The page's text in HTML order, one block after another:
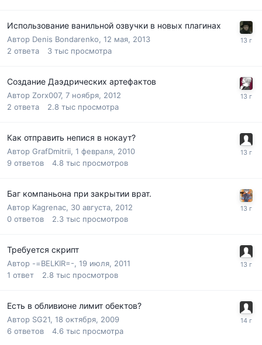
Использование ванильной озвучки в новых плагинах
Автор Denis Bondarenko, 12 мая, 2013
2 ответа 3 тыс просмотра
Создание Даэдрических артефактов
Автор Zorx007, 7 ноября, 2012
2 ответа 2.8 тыс просмотра
Как отправить непися в нокаут?
Автор GrafDmitrii, 1 февраля, 2010
9 ответов 4.8 тыс просмотров
Баг компаньона при закрытии врат.
Автор Kagrenac, 30 августа, 2012
0 ответов 2.3 тыс просмотров
Требуется скрипт
Автор -=BELKIR=-, 19 июля, 2011
1 ответ 2.8 тыс просмотров
Есть в обливионе лимит обектов?
Автор SG21, 18 октября, 2009
6 ответов 4.6 тыс просмотра